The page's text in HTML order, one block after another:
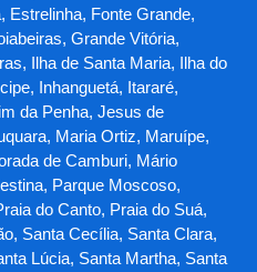
Estrelinha, Fonte Grande,
Grande Vitória,
Ilha de Santa Maria, Ilha do
Inhanguetá, Itararé,
da Penha, Jesus de
Maria Ortiz, Maruípe,
de Camburi, Mário
Parque Moscoso,
do Canto, Praia do Suá,
Santa Cecília, Santa Clara,
Lúcia, Santa Martha, Santa